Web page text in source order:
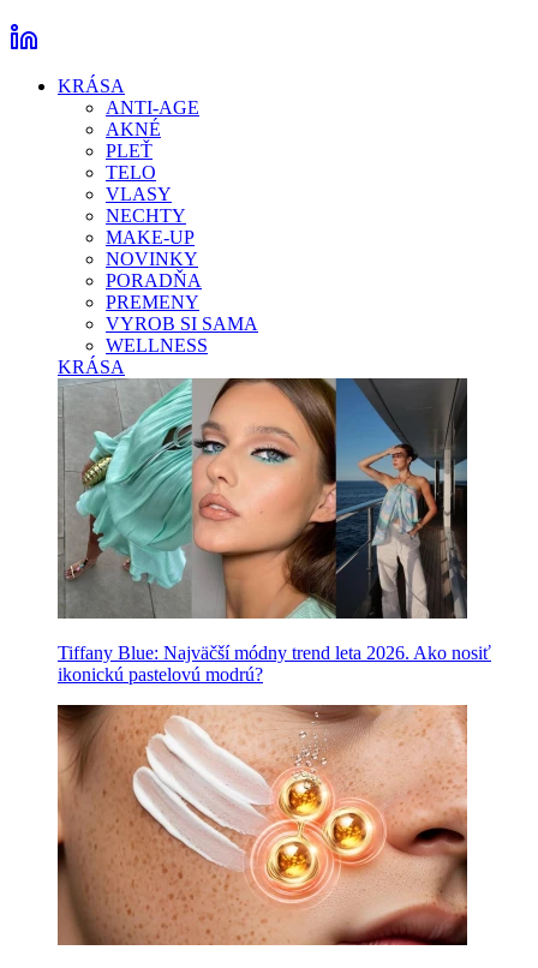
KRÁSA
ANTI-AGE
AKNÉ
PLEŤ
TELO
VLASY
NECHTY
MAKE-UP
NOVINKY
PORADŇA
PREMENY
VYROB SI SAMA
WELLNESS
KRÁSA
Tiffany Blue: Najväčší módny trend leta 2026. Ako nosiť
ikonickú pastelovú modrú?